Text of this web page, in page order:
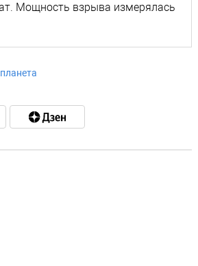
Мощность взрыва измерялась
планета